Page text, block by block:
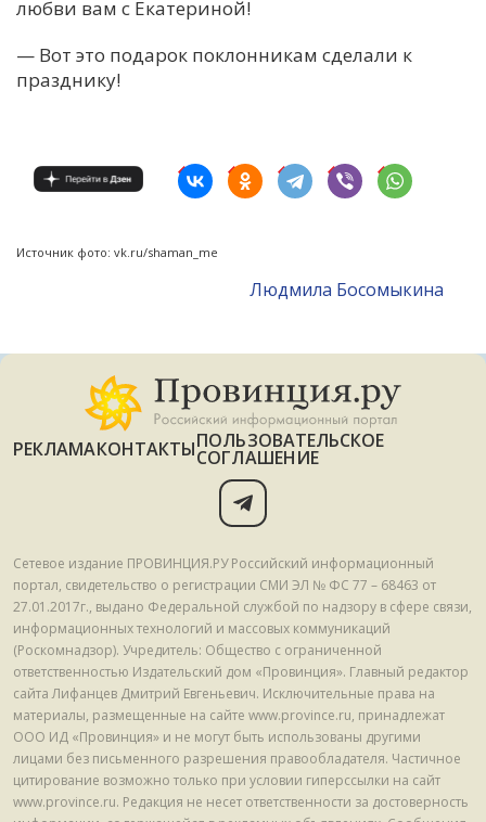
любви вам с Екатериной!
— Вот это подарок поклонникам сделали к
празднику!
Источник фото: vk.ru/shaman_me
Людмила Босомыкина
РЕКЛАМАКОНТАКТЫПОЛЬЗОВАТЕЛЬСКОЕ
СОГЛАШЕНИЕ
Сетевое издание ПРОВИНЦИЯ.РУ Российский информационный
портал, свидетельство о регистрации СМИ ЭЛ № ФС 77 – 68463 от
27.01.2017г., выдано Федеральной службой по надзору в сфере связи,
информационных технологий и массовых коммуникаций
(Роскомнадзор). Учредитель: Общество с ограниченной
ответственностью Издательский дом «Провинция». Главный редактор
сайта Лифанцев Дмитрий Евгеньевич. Исключительные права на
материалы, размещенные на сайте www.province.ru, принадлежат
ООО ИД «Провинция» и не могут быть использованы другими
лицами без письменного разрешения правообладателя. Частичное
цитирование возможно только при условии гиперссылки на сайт
www.province.ru. Редакция не несет ответственности за достоверность